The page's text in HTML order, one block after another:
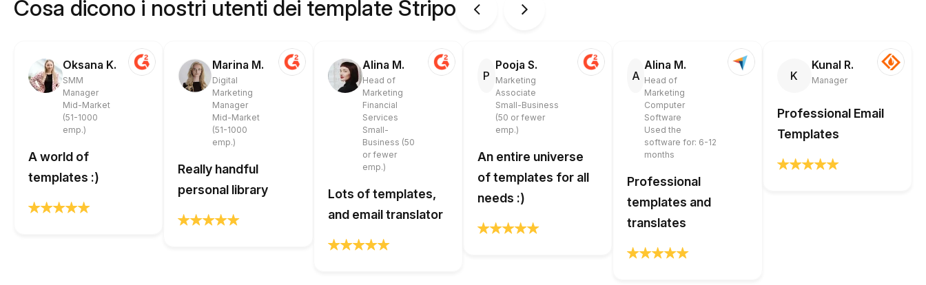
Cosa dicono i nostri utenti dei template Stripo
Oksana K.
SMM
Manager
Mid-Market
(51-1000
emp.)
A world of
templates :)
Marina M.
Digital
Marketing
Manager
Mid-Market
(51-1000
emp.)
Really handful
personal library
Alina M.
Head of
Marketing
Financial
Services
Small-
Business (50
or fewer
emp.)
Lots of templates,
and email translator
P
Pooja S.
Marketing
Associate
Small-Business
(50 or fewer
emp.)
An entire universe
of templates for all
needs :)
A
Alina M.
Head of
Marketing
Computer
Software
Used the
software for: 6-12
months
Professional
templates and
translates
K
Kunal R.
Manager
Professional Email
Templates